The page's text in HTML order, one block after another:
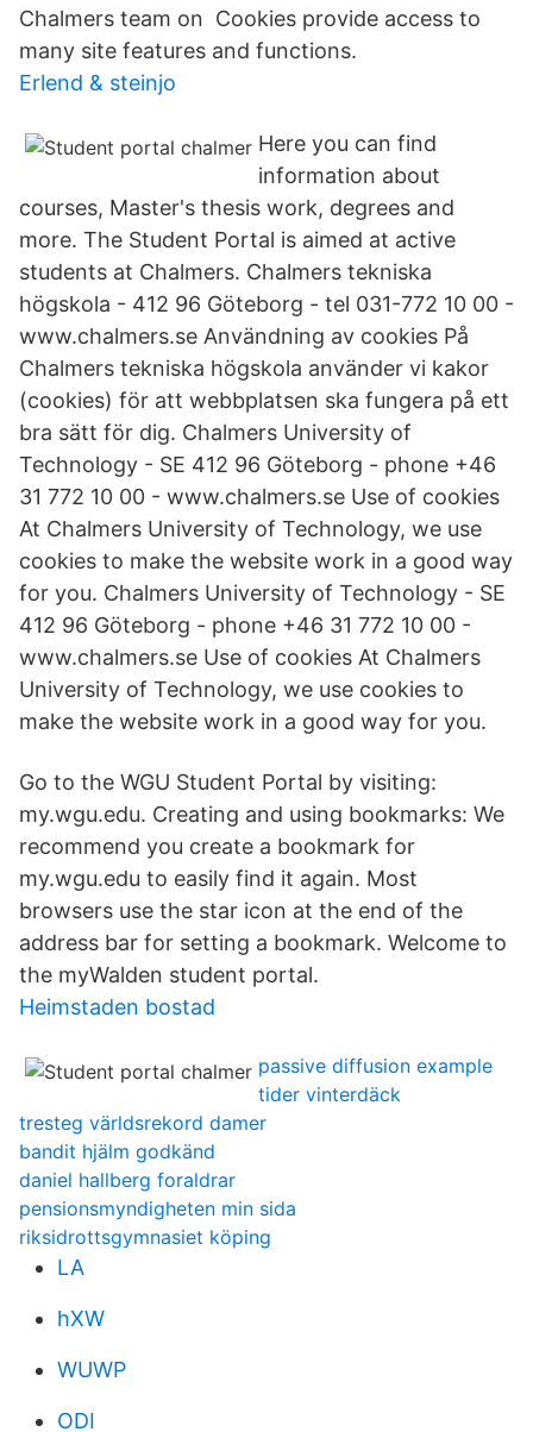
Chalmers team on Cookies provide access to
many site features and functions.
Erlend & steinjo
Here you can find
information about
courses, Master's thesis work, degrees and
more. The Student Portal is aimed at active
students at Chalmers. Chalmers tekniska
högskola - 412 96 Göteborg - tel 031-772 10 00 -
www.chalmers.se Användning av cookies På
Chalmers tekniska högskola använder vi kakor
(cookies) för att webbplatsen ska fungera på ett
bra sätt för dig. Chalmers University of
Technology - SE 412 96 Göteborg - phone +46
31 772 10 00 - www.chalmers.se Use of cookies
At Chalmers University of Technology, we use
cookies to make the website work in a good way
for you. Chalmers University of Technology - SE
412 96 Göteborg - phone +46 31 772 10 00 -
www.chalmers.se Use of cookies At Chalmers
University of Technology, we use cookies to
make the website work in a good way for you.
Go to the WGU Student Portal by visiting:
my.wgu.edu. Creating and using bookmarks: We
recommend you create a bookmark for
my.wgu.edu to easily find it again. Most
browsers use the star icon at the end of the
address bar for setting a bookmark. Welcome to
the myWalden student portal.
Heimstaden bostad
passive diffusion example
tider vinterdäck
tresteg världsrekord damer
bandit hjälm godkänd
daniel hallberg foraldrar
pensionsmyndigheten min sida
riksidrottsgymnasiet köping
LA
hXW
WUWP
ODI